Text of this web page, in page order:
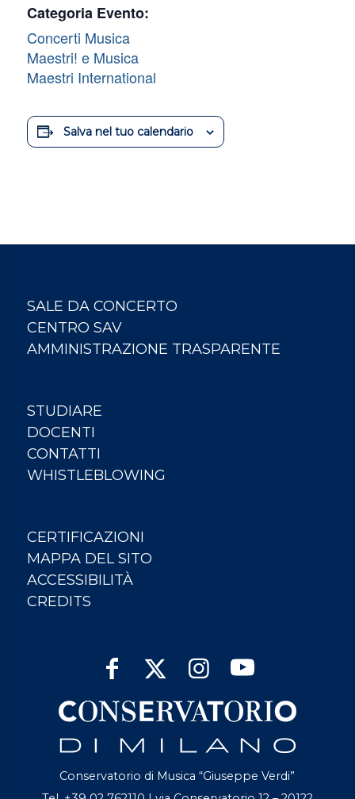
Categoria Evento:
Concerti Musica
Maestri! e Musica
Maestri International
Salva nel tuo calendario
SALE DA CONCERTO
CENTRO SAV
AMMINISTRAZIONE TRASPARENTE
STUDIARE
DOCENTI
CONTATTI
WHISTLEBLOWING
CERTIFICAZIONI
MAPPA DEL SITO
ACCESSIBILITÀ
CREDITS
Conservatorio di Musica “Giuseppe Verdi”